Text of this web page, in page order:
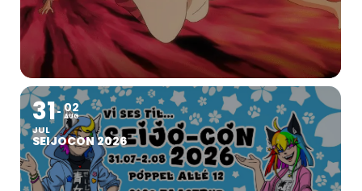
31
JUL
02
AUG
SEIJOCON 2026